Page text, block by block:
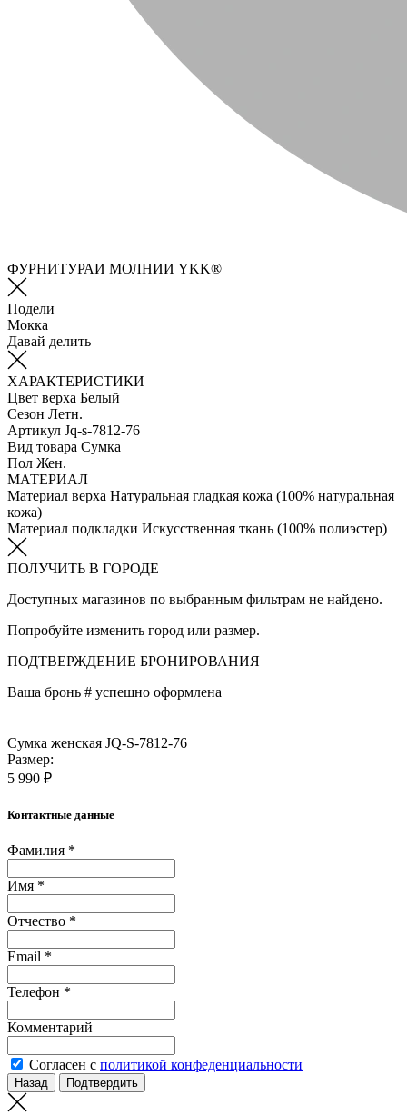
ФУРНИТУРАИ МОЛНИИ YKK®
Подели
Мокка
Давай делить
ХАРАКТЕРИСТИКИ
Цвет верха Белый
Сезон Летн.
Артикул Jq-s-7812-76
Вид товара Сумка
Пол Жен.
МАТЕРИАЛ
Материал верха Натуральная гладкая кожа (100% натуральная
кожа)
Материал подкладки Искуcственная ткань (100% полиэстер)
ПОЛУЧИТЬ В ГОРОДЕ
Доступных магазинов по выбранным фильтрам не найдено.
Попробуйте изменить город или размер.
ПОДТВЕРЖДЕНИЕ БРОНИРОВАНИЯ
Ваша бронь # успешно оформлена
Сумка женская JQ-S-7812-76
Размер:
5 990 ₽
Контактные данные
Фамилия *
Имя *
Отчество *
Email *
Телефон *
Комментарий
Согласен с политикой конфеденциальности
Назад Подтвердить